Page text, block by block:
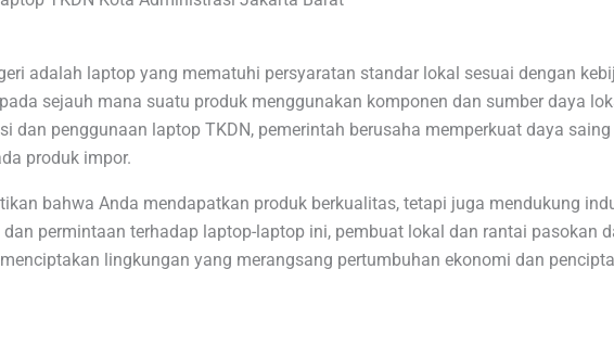
adalah laptop yang mematuhi persyaratan standar lokal sesuai dengan
sejauh mana suatu produk menggunakan komponen dan sumber daya
dan penggunaan laptop TKDN, pemerintah berusaha memperkuat daya
produk impor.
bahwa Anda mendapatkan produk berkualitas, tetapi juga mendukung
permintaan terhadap laptop-laptop ini, pembuat lokal dan rantai pasokan
lingkungan yang merangsang pertumbuhan ekonomi dan